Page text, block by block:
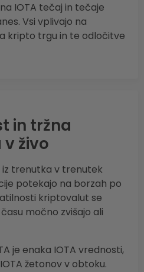
IOTA tečaj in tečaje
Vsi vplivajo na
kripto trgu in te odločitve
in tržna
živo
iz trenutka v trenutek
potekajo na borzah po
kriptovalut se
močno zvišajo ali
je enaka IOTA vrednosti,
žetonov v obtoku.